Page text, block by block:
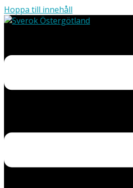
Hoppa till innehåll